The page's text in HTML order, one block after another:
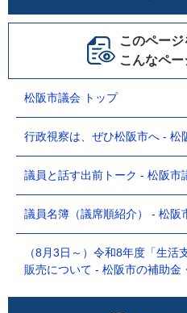
このペー
こんなペ
松阪市議会 トップ
行政視察は、ぜひ松阪市へ - 松
議員と話す出前トーク - 松阪市
議員名簿（議席順紹介） - 松阪
（8月3日～）令和8年度「生活
販売について - 松阪市の補助金